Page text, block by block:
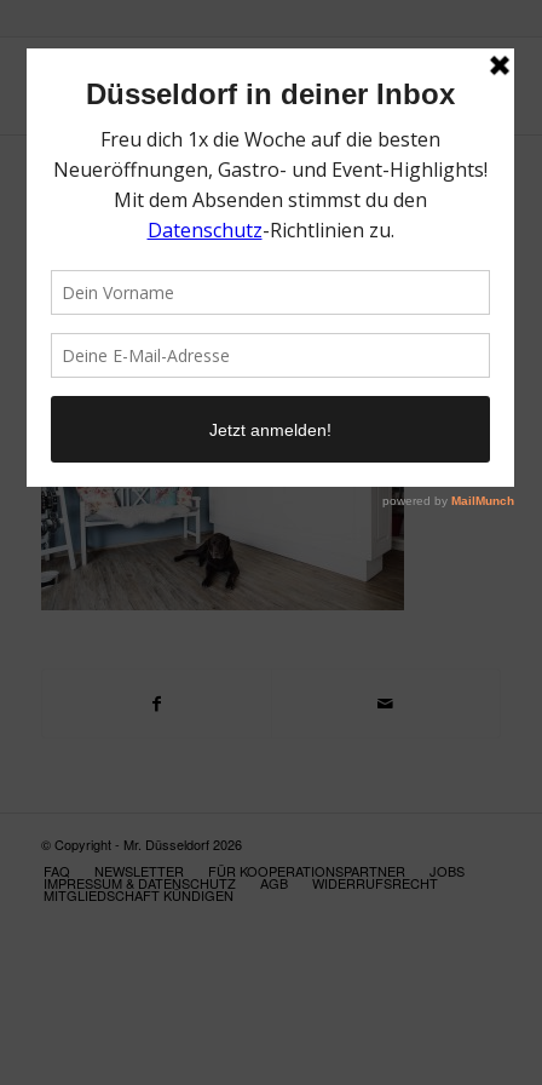
Kleine Helden | Top Tipps für dich & deinen
© Copyright - Mr. Düsseldorf 2026
FAQ
NEWSLETTER FÜR KOOPERATIONSPARTNER JOBS
IMPRESSUM & DATENSCHUTZ AGB WIDERRUFSRECHT
MITGLIEDSCHAFT KÜNDIGEN